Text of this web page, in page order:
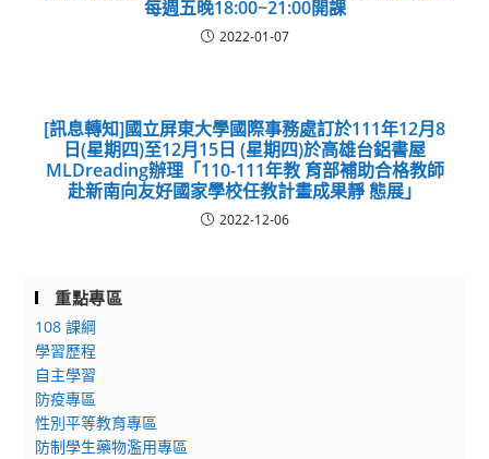
每週五晚18:00~21:00開課
2022-01-07
[訊息轉知]國立屏東大學國際事務處訂於111年12月8
日(星期四)至12月15日 (星期四)於高雄台鋁書屋
MLDreading辦理「110-111年教 育部補助合格教師
赴新南向友好國家學校任教計畫成果靜 態展」
2022-12-06
重點專區
108 課綱
學習歷程
自主學習
防疫專區
性別平等教育專區
防制學生藥物濫用專區